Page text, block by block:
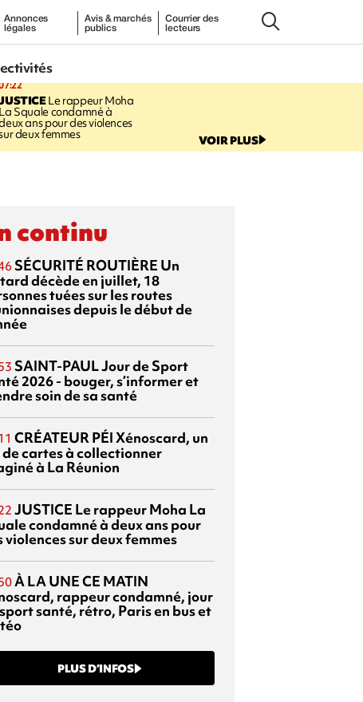
Annonces
légales
Avis & marchés
publics
Courrier des
lecteurs
Le rappeur Moha
La Squale condamné à
ans pour des violences
deux femmes VOIR PLUS
continu
SÉCURITÉ ROUTIÈRE Un
décède en juillet, 18
tuées sur les routes
depuis le début de
SAINT-PAULJour de Sport
2026 - bouger, s’informer et
soin de sa santé
CRÉATEUR PÉIXénoscard, un
de cartes à collectionner
à La Réunion
JUSTICE Le rappeur Moha La
condamné à deux ans pour
violences sur deux femmes
À LA UNE CE MATIN
rappeur condamné, jour
santé, rétro, Paris en bus et
PLUS D’INFOS